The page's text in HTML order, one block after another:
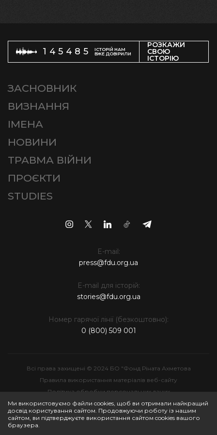
145485
ІСТОРІЙ НАМ
ВЖЕ ДОВІРИЛИ
РОЗКАЖИ
СВОЮ
ІСТОРІЮ
ЗАСНОВНИК
ВИЗНАННЯ
ІМЕНА
НОВИНИ
ТРАВМА ВІЙНИ
ПРОЄКТИ
STUDIES
E-mail:
press@fdu.org.ua
E-mail для історій:
stories@fdu.org.ua
Номер гарячої лінії (безкоштовно):
0 (800) 509 001
Всі права захищені © 2024 БО "Фонд Ріната Ахметова
Правила використання матеріалів веб-сайту
Політика обробки персональних даних
Інтелектуальна власність
Ми використовуємо файли cookies, щоб ви отримали найкращий
досвід користування сайтом. Продовжуючи роботу із нашим
сайтом, ви підтверджуєте використання сайтом cookies вашого
браузера.